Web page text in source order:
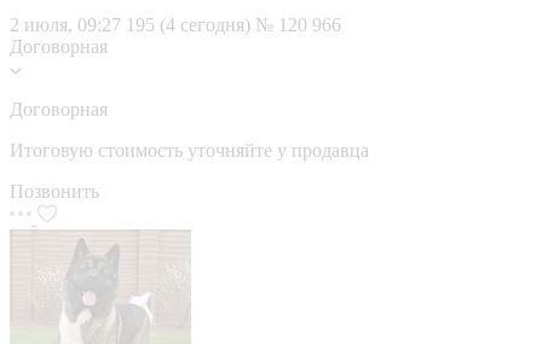
2 июля, 09:27 195 (4 сегодня) № 120 966
Договорная
Договорная
Итоговую стоимость уточняйте у продавца
Позвонить